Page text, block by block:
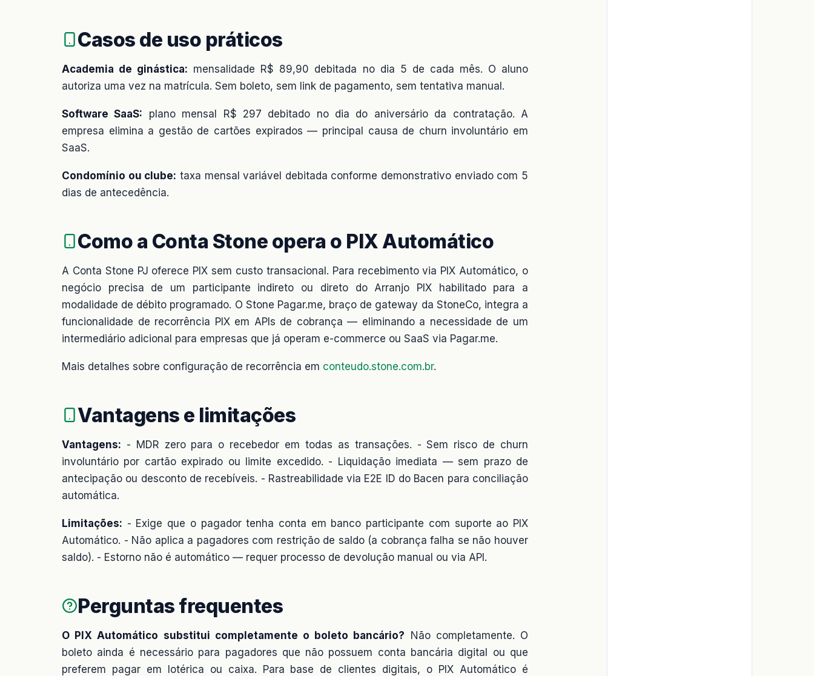
Casos de uso práticos
Academia de ginástica: mensalidade R$ 89,90 debitada no dia 5 de cada mês. O aluno
autoriza uma vez na matrícula. Sem boleto, sem link de pagamento, sem tentativa manual.
Software SaaS: plano mensal R$ 297 debitado no dia do aniversário da contratação. A
empresa elimina a gestão de cartões expirados — principal causa de churn involuntário em
SaaS.
Condomínio ou clube: taxa mensal variável debitada conforme demonstrativo enviado com 5
dias de antecedência.
Como a Conta Stone opera o PIX Automático
A Conta Stone PJ oferece PIX sem custo transacional. Para recebimento via PIX Automático, o
negócio precisa de um participante indireto ou direto do Arranjo PIX habilitado para a
modalidade de débito programado. O Stone Pagar.me, braço de gateway da StoneCo, integra a
funcionalidade de recorrência PIX em APIs de cobrança — eliminando a necessidade de um
intermediário adicional para empresas que já operam e-commerce ou SaaS via Pagar.me.
Mais detalhes sobre configuração de recorrência em conteudo.stone.com.br.
Vantagens e limitações
Vantagens: - MDR zero para o recebedor em todas as transações. - Sem risco de churn
involuntário por cartão expirado ou limite excedido. - Liquidação imediata — sem prazo de
antecipação ou desconto de recebíveis. - Rastreabilidade via E2E ID do Bacen para conciliação
automática.
Limitações: - Exige que o pagador tenha conta em banco participante com suporte ao PIX
Automático. - Não aplica a pagadores com restrição de saldo (a cobrança falha se não houver
saldo). - Estorno não é automático — requer processo de devolução manual ou via API.
Perguntas frequentes
O PIX Automático substitui completamente o boleto bancário? Não completamente. O
boleto ainda é necessário para pagadores que não possuem conta bancária digital ou que
preferem pagar em lotérica ou caixa. Para base de clientes digitais, o PIX Automático é